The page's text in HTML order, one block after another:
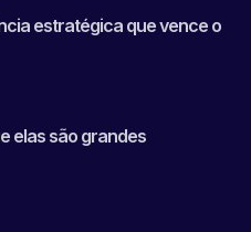
estratégica que vence o
elas são grandes